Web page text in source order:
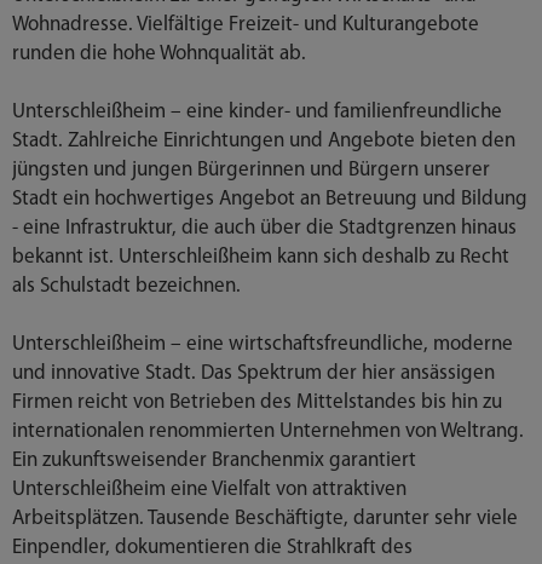
Wohnadresse. Vielfältige Freizeit- und Kulturangebote
runden die hohe Wohnqualität ab.
Unterschleißheim – eine kinder- und familienfreundliche
Stadt. Zahlreiche Einrichtungen und Angebote bieten den
jüngsten und jungen Bürgerinnen und Bürgern unserer
Stadt ein hochwertiges Angebot an Betreuung und Bildung
- eine Infrastruktur, die auch über die Stadtgrenzen hinaus
bekannt ist. Unterschleißheim kann sich deshalb zu Recht
als Schulstadt bezeichnen.
Unterschleißheim – eine wirtschaftsfreundliche, moderne
und innovative Stadt. Das Spektrum der hier ansässigen
Firmen reicht von Betrieben des Mittelstandes bis hin zu
internationalen renommierten Unternehmen von Weltrang.
Ein zukunftsweisender Branchenmix garantiert
Unterschleißheim eine Vielfalt von attraktiven
Arbeitsplätzen. Tausende Beschäftigte, darunter sehr viele
Einpendler, dokumentieren die Strahlkraft des